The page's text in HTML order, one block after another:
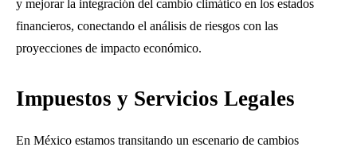
y mejorar la integración del cambio climático en los estados
financieros, conectando el análisis de riesgos con las
proyecciones de impacto económico.
Impuestos y Servicios Legales
En México estamos transitando un escenario de cambios